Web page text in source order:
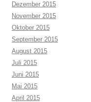
Dezember 2015
November 2015
Oktober 2015
September 2015
August 2015
Juli 2015
Juni 2015
Mai 2015
April 2015